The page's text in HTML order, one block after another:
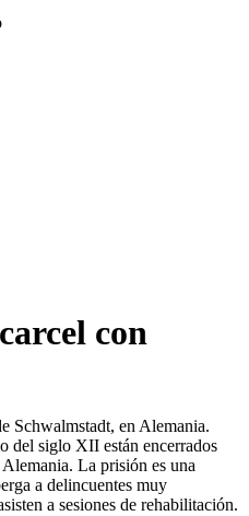
con
Schwalmstadt, en Alemania.
del siglo XII están encerrados
La prisión es una
a delincuentes muy
a sesiones de rehabilitación.